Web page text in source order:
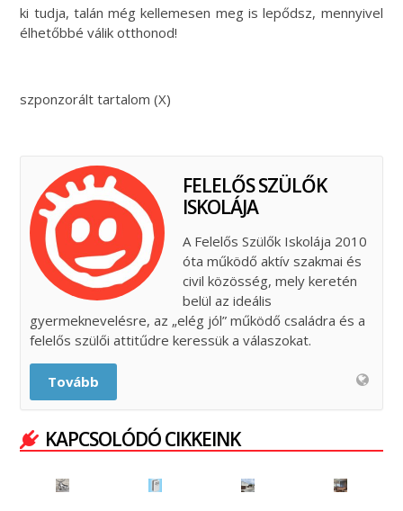
ki tudja, talán még kellemesen meg is lepődsz, mennyivel
élhetőbbé válik otthonod!
szponzorált tartalom (X)
FELELŐS SZÜLŐK
ISKOLÁJA
A Felelős Szülők Iskolája 2010
óta működő aktív szakmai és
civil közösség, mely keretén
belül az ideális
gyermeknevelésre, az „elég jól” működő családra és a
felelős szülői attitűdre keressük a válaszokat.
Tovább
KAPCSOLÓDÓ CIKKEINK